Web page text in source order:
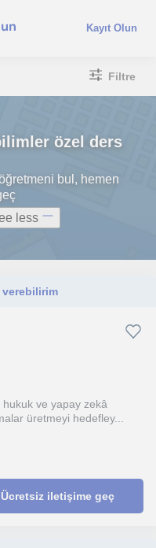
Kayıt Olun
Filtre
özel ders
bul, hemen
less
ve yapay zekâ
üretmeyi hedefley...
Ücretsiz iletişime geç